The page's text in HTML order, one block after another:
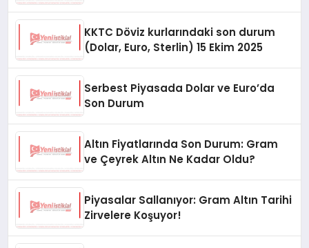
KKTC Döviz kurlarındaki son durum
(Dolar, Euro, Sterlin) 15 Ekim 2025
Serbest Piyasada Dolar ve Euro’da
Son Durum
Altın Fiyatlarında Son Durum: Gram
ve Çeyrek Altın Ne Kadar Oldu?
Piyasalar Sallanıyor: Gram Altın Tarihi
Zirvelere Koşuyor!